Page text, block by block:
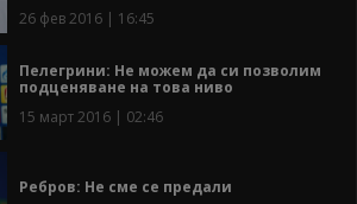
26 фев 2016 | 16:45
Пелегрини: Не можем да си позволим
подценяване на това ниво
15 март 2016 | 02:46
Ребров: Не сме се предали